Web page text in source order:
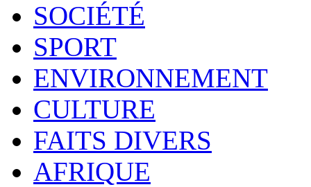
SOCIÉTÉ
SPORT
ENVIRONNEMENT
CULTURE
FAITS DIVERS
AFRIQUE